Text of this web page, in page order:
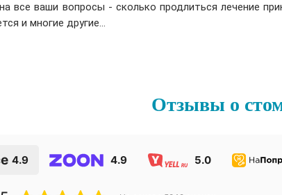
все ваши вопросы - сколько продлиться лечение
и многие другие...
Отзывы о
4.9 4.9 5.0